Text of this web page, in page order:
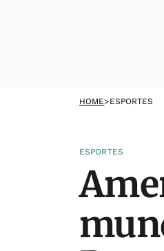
HOME>ESPORTES
ESPORTES